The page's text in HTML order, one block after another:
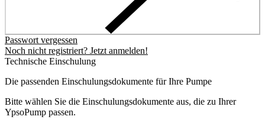
Passwort vergessen
Noch nicht registriert? Jetzt anmelden!
Technische Einschulung
Die passenden Einschulungsdokumente für Ihre Pumpe
Bitte wählen Sie die Einschulungsdokumente aus, die zu Ihrer
YpsoPump passen.